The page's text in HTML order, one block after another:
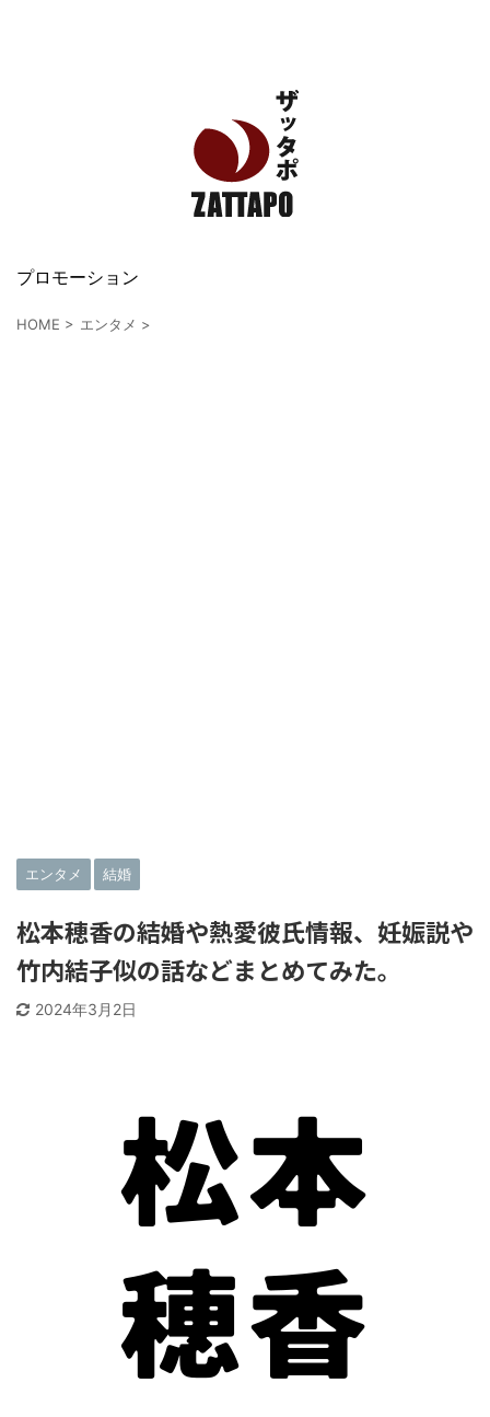
プロモーション
HOME > エンタメ >
エンタメ 結婚
松本穂香の結婚や熱愛彼氏情報、妊娠説や
竹内結子似の話などまとめてみた。
2024年3月2日